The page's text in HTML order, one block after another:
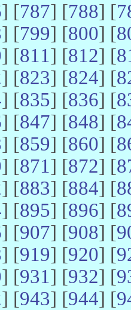
] [787] [788] [
] [799] [800] [
] [811] [812] [
] [823] [824] [
] [835] [836] [
] [847] [848] [
] [859] [860] [
] [871] [872] [
] [883] [884] [
] [895] [896] [
] [907] [908] [
] [919] [920] [
] [931] [932] [
] [943] [944] [